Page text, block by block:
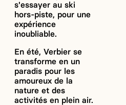
s'essayer au ski
hors-piste, pour une
expérience
inoubliable.
En été, Verbier se
transforme en un
paradis pour les
amoureux de la
nature et des
activités en plein air.